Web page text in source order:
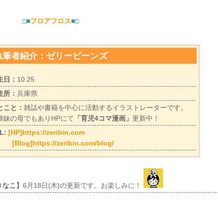
□■フロアフロス■□
筆者紹介：ゼリービーンズ
日： 10.25
所： 兵庫県
こと： 雑誌や書籍を中心に活動するイラストレーターです。
妹の母でもありHPにて
「育児4コマ漫画」 更新中！
[HP]https://zeribin.com
[Blog]https://zeribin.com/blog/
こ】 6月18日(木)の更新です。お楽しみに！